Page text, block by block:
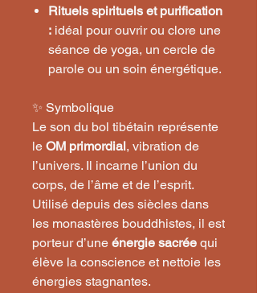
Rituels spirituels et purification
: idéal pour ouvrir ou clore une
séance de yoga, un cercle de
parole ou un soin énergétique.
✨ Symbolique
Le son du bol tibétain représente
le OM primordial, vibration de
l’univers. Il incarne l’union du
corps, de l’âme et de l’esprit.
Utilisé depuis des siècles dans
les monastères bouddhistes, il est
porteur d’une énergie sacrée qui
élève la conscience et nettoie les
énergies stagnantes.